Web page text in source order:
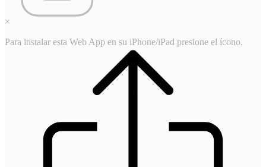
×
Para instalar esta Web App en su iPhone/iPad presione el ícono.